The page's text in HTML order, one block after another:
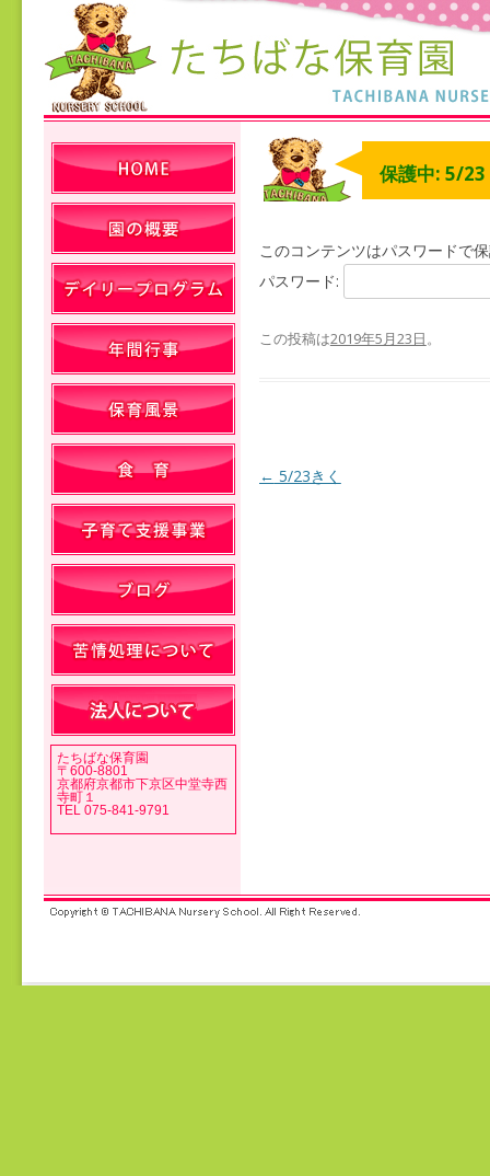
保護中: 5/23
このコンテンツはパスワードで
パスワード:
この投稿は2019年5月23日。
投稿ナビゲーション
← 5/23きく
たちばな保育園
〒600-8801
京都府京都市下京区中堂寺西
寺町１
TEL 075-841-9791